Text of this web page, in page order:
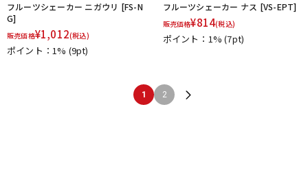
フルーツシェーカー ニガウリ [FS-N
G]
販売価格¥1,012(税込)
ポイント：1% (9pt)
フルーツシェーカー ナス [VS-EPT]
販売価格¥814(税込)
ポイント：1%(7pt)
1 2